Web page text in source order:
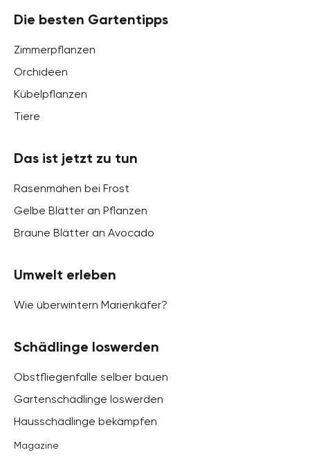
Die besten Gartentipps
Zimmerpflanzen
Orchideen
Kübelpflanzen
Tiere
Das ist jetzt zu tun
Rasenmähen bei Frost
Gelbe Blätter an Pflanzen
Braune Blätter an Avocado
Umwelt erleben
Wie überwintern Marienkäfer?
Schädlinge loswerden
Obstfliegenfalle selber bauen
Gartenschädlinge loswerden
Hausschädlinge bekämpfen
Magazine